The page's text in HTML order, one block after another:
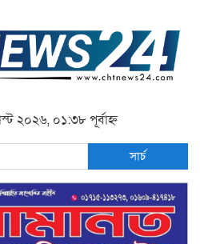
২০২৬, ০১:৩৮ পূর্বাহ্ন
সার্চ